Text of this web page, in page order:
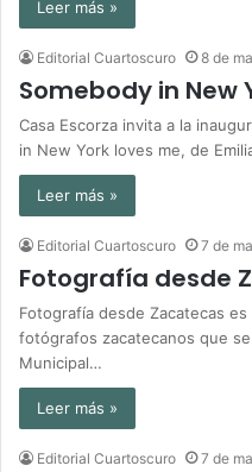
Leer más »
Editorial Cuartoscuro 8 de
Somebody in New
Casa Escorza invita a la
in New York loves me, de
Leer más »
Editorial Cuartoscuro 7 de
Fotografía desde
Fotografía desde Zacatecas
fotógrafos zacatecanos que
Municipal…
Leer más »
Editorial Cuartoscuro 7 de